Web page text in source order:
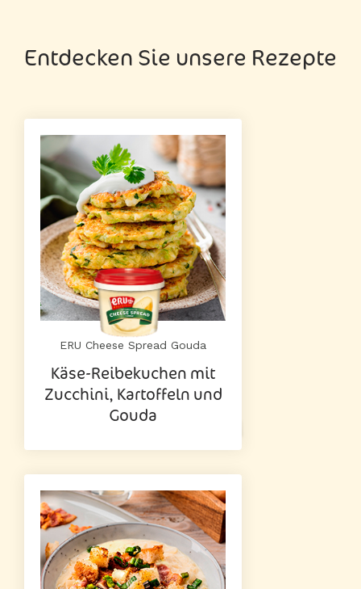
Entdecken Sie unsere Rezepte
ERU Cheese Spread Gouda
Käse-Reibekuchen mit
Zucchini, Kartoffeln und
Gouda